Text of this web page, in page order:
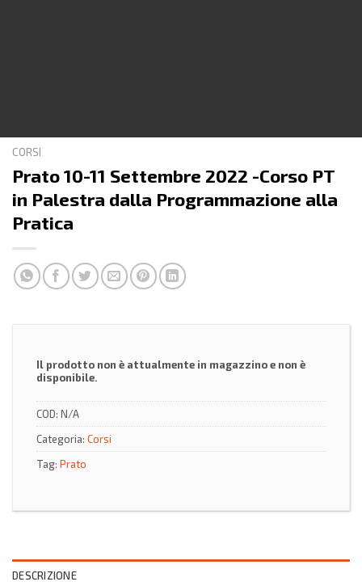
CORSI
Prato 10-11 Settembre 2022 -Corso PT
in Palestra dalla Programmazione alla
Pratica
Il prodotto non è attualmente in magazzino e non è
disponibile.
COD: N/A
Categoria: Corsi
Tag: Prato
DESCRIZIONE